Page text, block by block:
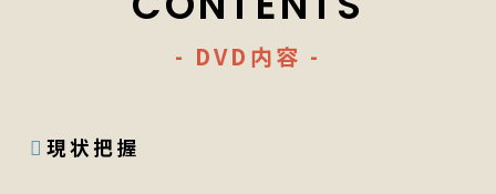
- DVD内容 -
現状把握